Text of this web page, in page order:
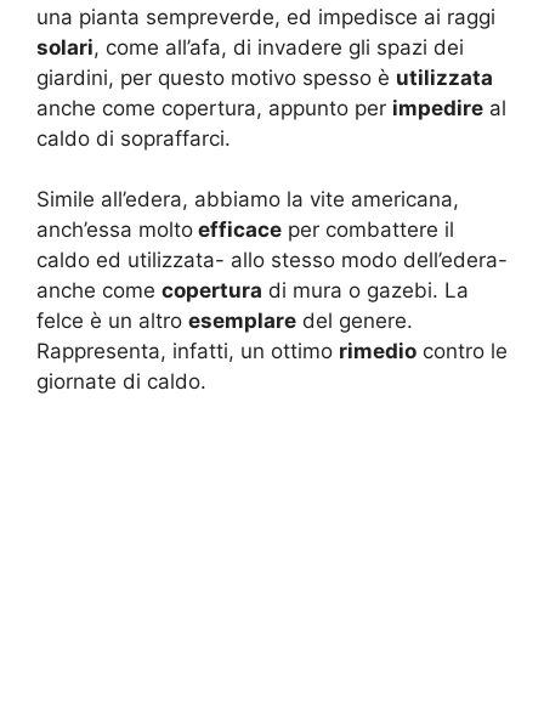
una pianta sempreverde, ed impedisce ai raggi
solari, come all’afa, di invadere gli spazi dei
giardini, per questo motivo spesso è utilizzata
anche come copertura, appunto per impedire al
caldo di sopraffarci.
Simile all’edera, abbiamo la vite americana,
anch’essa molto efficace per combattere il
caldo ed utilizzata- allo stesso modo dell’edera-
anche come copertura di mura o gazebi. La
felce è un altro esemplare del genere.
Rappresenta, infatti, un ottimo rimedio contro le
giornate di caldo.